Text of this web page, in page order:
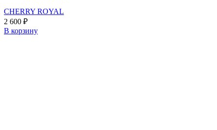
CHERRY ROYAL
2 600 ₽
В корзину